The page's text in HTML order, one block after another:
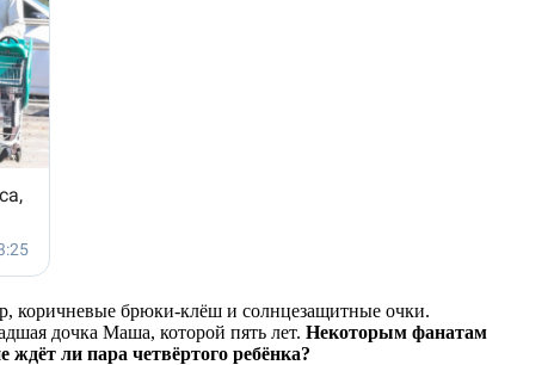
коричневые брюки-клёш и солнцезащитные очки.
дочка Маша, которой пять лет. Некоторым фанатам
ли пара четвёртого ребёнка?